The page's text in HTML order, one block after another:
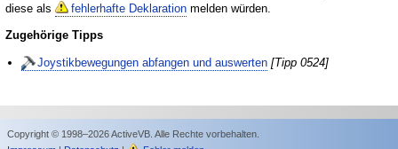
diese als
fehlerhafte Deklaration melden würden.
Zugehörige Tipps
Joystikbewegungen abfangen und auswerten [Tipp 0524]
Copyright © 1998–2026 ActiveVB. Alle Rechte vorbehalten.